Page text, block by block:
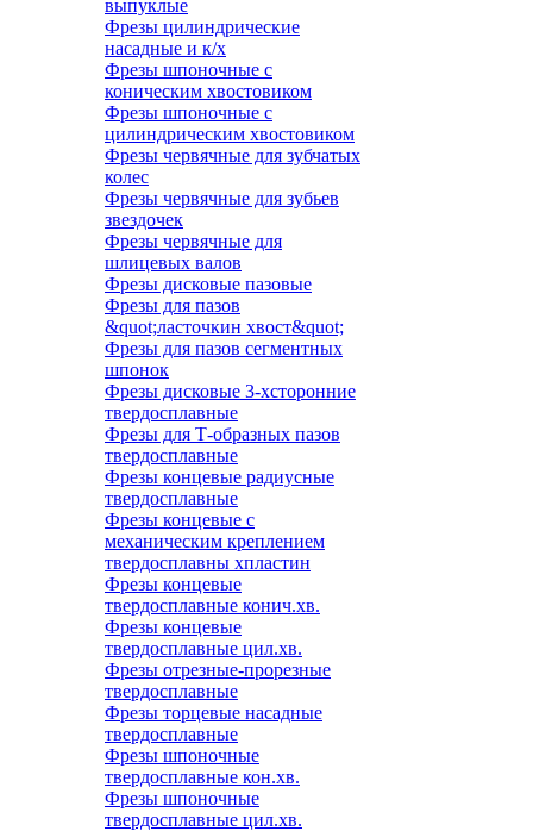
выпуклые
Фрезы цилиндрические
насадные и к/х
Фрезы шпоночные с
коническим хвостовиком
Фрезы шпоночные с
цилиндрическим хвостовиком
Фрезы червячные для зубчатых
колес
Фрезы червячные для зубьев
звездочек
Фрезы червячные для
шлицевых валов
Фрезы дисковые пазовые
Фрезы для пазов
&quot;ласточкин хвост&quot;
Фрезы для пазов сегментных
шпонок
Фрезы дисковые 3-хсторонние
твердосплавные
Фрезы для Т-образных пазов
твердосплавные
Фрезы концевые радиусные
твердосплавные
Фрезы концевые с
механическим креплением
твердосплавны хпластин
Фрезы концевые
твердосплавные конич.хв.
Фрезы концевые
твердосплавные цил.хв.
Фрезы отрезные-прорезные
твердосплавные
Фрезы торцевые насадные
твердосплавные
Фрезы шпоночные
твердосплавные кон.хв.
Фрезы шпоночные
твердосплавные цил.хв.